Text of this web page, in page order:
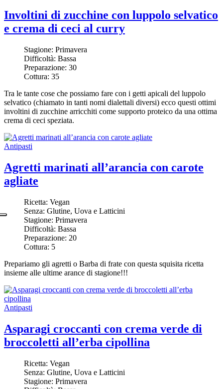
Involtini di zucchine con luppolo selvatico
e crema di ceci al curry
Stagione: Primavera
Difficoltà: Bassa
Preparazione: 30
Cottura: 35
Tra le tante cose che possiamo fare con i getti apicali del luppolo
selvatico (chiamato in tanti nomi dialettali diversi) ecco questi ottimi
involtini di zucchine arricchiti come supporto proteico da una ottima
crema di ceci speziata.
Antipasti
Agretti marinati all’arancia con carote
agliate
Ricetta: Vegan
Senza: Glutine, Uova e Latticini
Stagione: Primavera
Difficoltà: Bassa
Preparazione: 20
Cottura: 5
Prepariamo gli agretti o Barba di frate con questa squisita ricetta
insieme alle ultime arance di stagione!!!
Antipasti
Asparagi croccanti con crema verde di
broccoletti all’erba cipollina
Ricetta: Vegan
Senza: Glutine, Uova e Latticini
Stagione: Primavera